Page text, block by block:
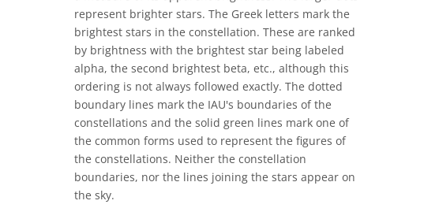
represent brighter stars. The Greek letters mark the
brightest stars in the constellation. These are ranked
by brightness with the brightest star being labeled
alpha, the second brightest beta, etc., although this
ordering is not always followed exactly. The dotted
boundary lines mark the IAU's boundaries of the
constellations and the solid green lines mark one of
the common forms used to represent the figures of
the constellations. Neither the constellation
boundaries, nor the lines joining the stars appear on
the sky.